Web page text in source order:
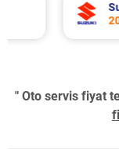
Suzuki
2020
" Oto servis fiyat